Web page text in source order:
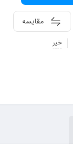
مقایسه
خیر